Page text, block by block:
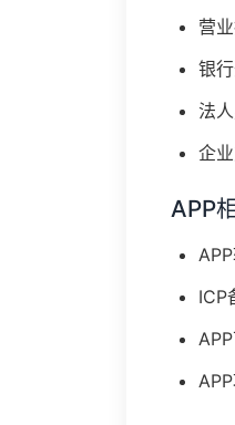
营
银
法
企
APP
ICP